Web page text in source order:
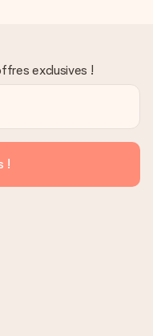
exclusives !
!